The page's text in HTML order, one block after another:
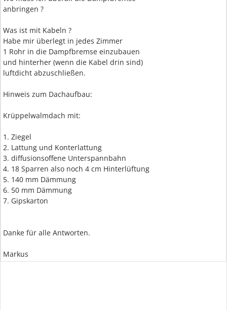
anbringen ?
Was ist mit Kabeln ?
Habe mir überlegt in jedes Zimmer
1 Rohr in die Dampfbremse einzubauen
und hinterher (wenn die Kabel drin sind)
luftdicht abzuschließen.
Hinweis zum Dachaufbau:
Krüppelwalmdach mit:
1. Ziegel
2. Lattung und Konterlattung
3. diffusionsoffene Unterspannbahn
4. 18 Sparren also noch 4 cm Hinterlüftung
5. 140 mm Dämmung
6. 50 mm Dämmung
7. Gipskarton
Danke für alle Antworten.
Markus